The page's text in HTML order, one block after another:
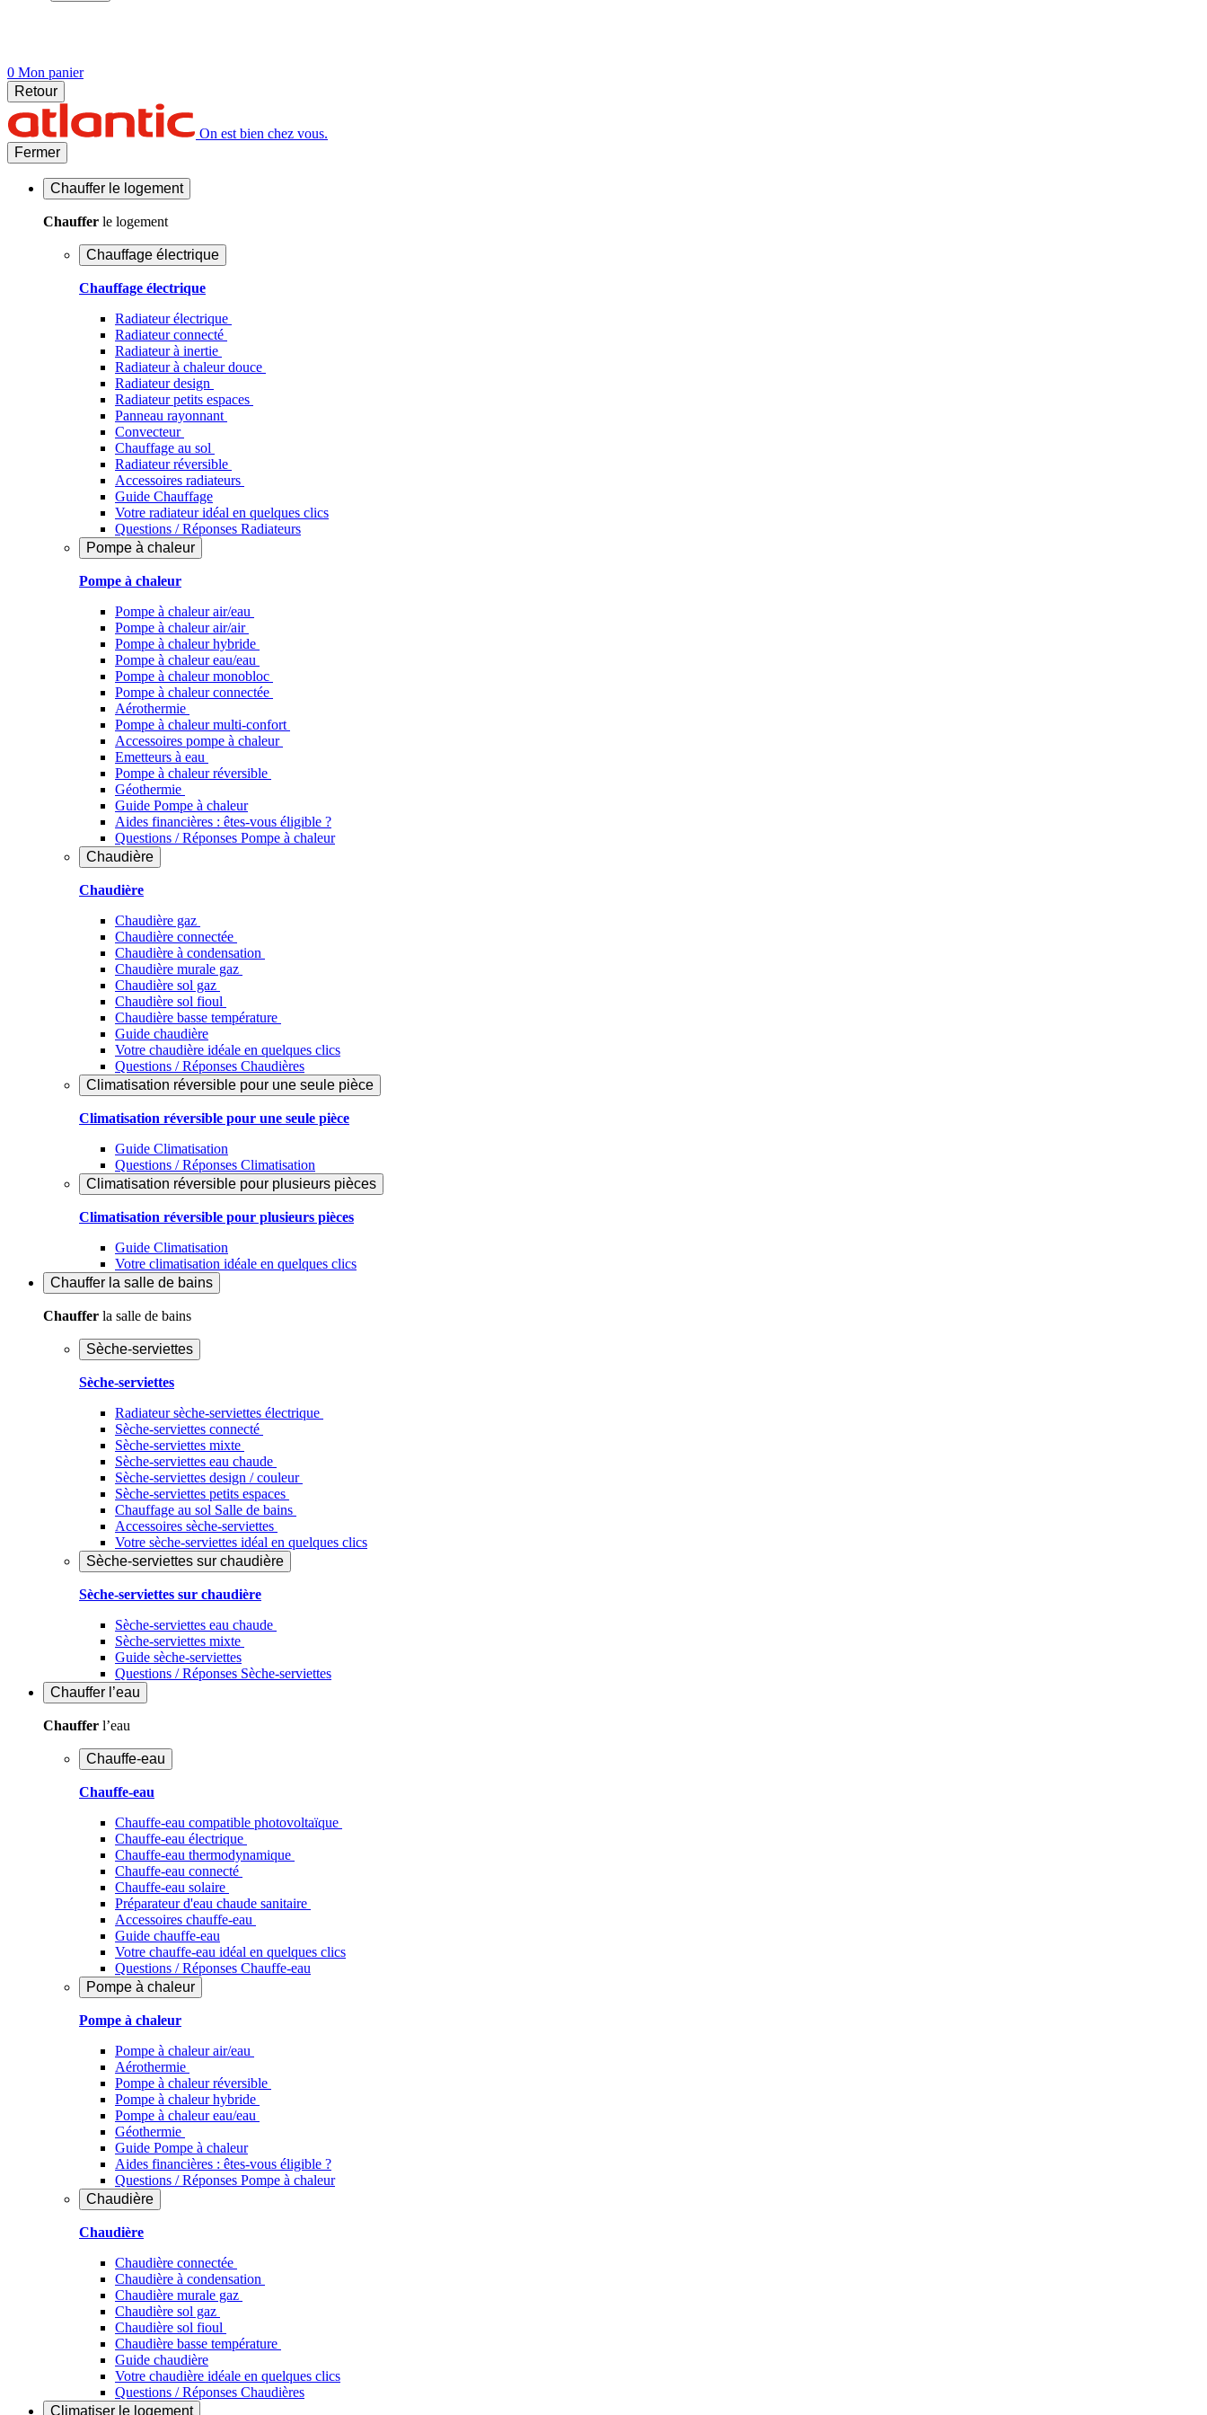
0 Mon panier
Retour
On est bien chez vous.
Fermer
Chauffer le logement
Chauffer le logement
Chauffage électrique
Chauffage électrique
Radiateur électrique
Radiateur connecté
Radiateur à inertie
Radiateur à chaleur douce
Radiateur design
Radiateur petits espaces
Panneau rayonnant
Convecteur
Chauffage au sol
Radiateur réversible
Accessoires radiateurs
Guide Chauffage
Votre radiateur idéal en quelques clics
Questions / Réponses Radiateurs
Pompe à chaleur
Pompe à chaleur
Pompe à chaleur air/eau
Pompe à chaleur air/air
Pompe à chaleur hybride
Pompe à chaleur​ eau/eau
Pompe à chaleur monobloc
Pompe à chaleur connectée
Aérothermie
Pompe à chaleur multi-confort
Accessoires pompe à chaleur
Emetteurs à eau
Pompe à chaleur réversible
Géothermie
Guide Pompe à chaleur
Aides financières : êtes-vous éligible ?
Questions / Réponses Pompe à chaleur
Chaudière
Chaudière
Chaudière gaz
Chaudière connectée
Chaudière à condensation
Chaudière murale gaz
Chaudière sol gaz
Chaudière sol fioul
Chaudière basse température
Guide chaudière
Votre chaudière idéale en quelques clics
Questions / Réponses Chaudières
Climatisation réversible pour une seule pièce
Climatisation réversible pour une seule pièce
Guide Climatisation
Questions / Réponses Climatisation
Climatisation réversible pour plusieurs pièces
Climatisation réversible pour plusieurs pièces
Guide Climatisation
Votre climatisation idéale en quelques clics
Chauffer la salle de bains
Chauffer la salle de bains
Sèche-serviettes
Sèche-serviettes
Radiateur sèche-serviettes électrique
Sèche-serviettes connecté
Sèche-serviettes mixte
Sèche-serviettes eau chaude
Sèche-serviettes design / couleur
Sèche-serviettes petits espaces
Chauffage au sol Salle de bains
Accessoires sèche-serviettes
Votre sèche-serviettes idéal en quelques clics
Sèche-serviettes sur chaudière
Sèche-serviettes sur chaudière
Sèche-serviettes eau chaude
Sèche-serviettes mixte
Guide sèche-serviettes
Questions / Réponses Sèche-serviettes
Chauffer l’eau
Chauffer l’eau
Chauffe-eau
Chauffe-eau
Chauffe-eau compatible photovoltaïque
Chauffe-eau électrique
Chauffe-eau thermodynamique
Chauffe-eau connecté
Chauffe-eau solaire
Préparateur d'eau chaude sanitaire
Accessoires chauffe-eau
Guide chauffe-eau
Votre chauffe-eau idéal en quelques clics
Questions / Réponses Chauffe-eau
Pompe à chaleur
Pompe à chaleur
Pompe à chaleur air/eau
Aérothermie
Pompe à chaleur réversible
Pompe à chaleur hybride
Pompe à chaleur​ eau/eau
Géothermie
Guide Pompe à chaleur
Aides financières : êtes-vous éligible ?
Questions / Réponses Pompe à chaleur
Chaudière
Chaudière
Chaudière connectée
Chaudière à condensation
Chaudière murale gaz
Chaudière sol gaz
Chaudière sol fioul
Chaudière basse température
Guide chaudière
Votre chaudière idéale en quelques clics
Questions / Réponses Chaudières
Climatiser le logement